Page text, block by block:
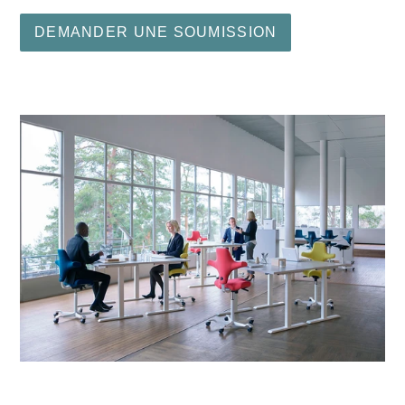
DEMANDER UNE SOUMISSION